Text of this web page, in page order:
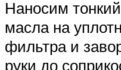
Наносим
масла на
фильтра и
руки до